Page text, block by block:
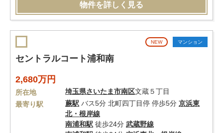
物件を詳しく見る
NEW マンション
セントラルコート浦和南
2,680万円
所在地 埼玉県さいたま市南区文蔵５丁目
最寄り駅
蕨駅 バス5分 北町四丁目停 停歩5分 京浜東
北・根岸線
南浦和駅 徒歩24分 武蔵野線